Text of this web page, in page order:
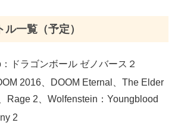
一覧（予定）
ドラゴンボール ゼノバース２
2016、DOOM Eternal、The Elder
Rage 2、Wolfenstein：Youngblood
2